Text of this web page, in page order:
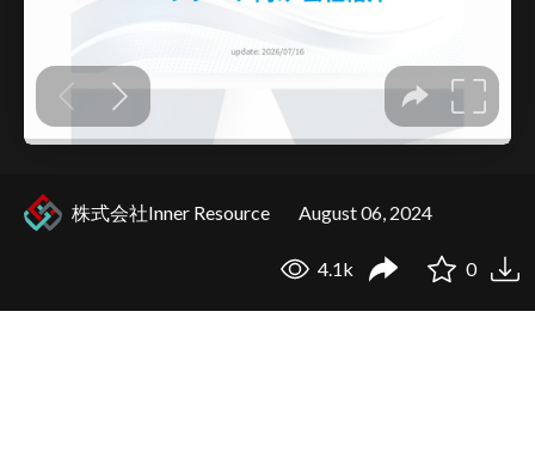
株式会社Inner Resource August 06, 2024
4.1k 0